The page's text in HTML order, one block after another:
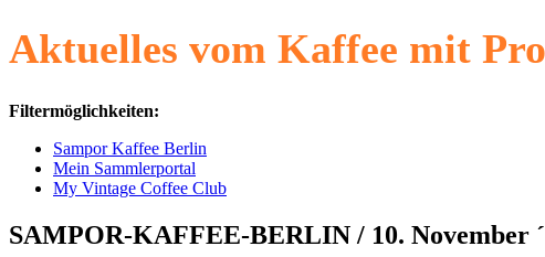
Aktuelles vom Kaffee mit
Filtermöglichkeiten:
Sampor Kaffee Berlin
Mein Sammlerportal
My Vintage Coffee Club
SAMPOR-KAFFEE-BERLIN / 10. November